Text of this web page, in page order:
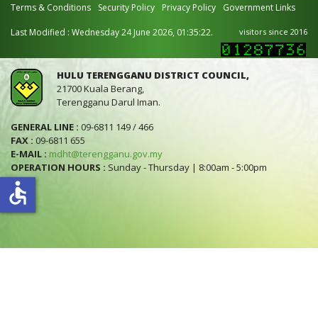
Terms & Conditions Security Policy Privacy Policy Government Links
Last Modified : Wednesday 24 June 2026, 01:35:22. visitors since 2016
HULU TERENGGANU DISTRICT COUNCIL,
21700 Kuala Berang,
Terengganu Darul Iman.
GENERAL LINE : 09-6811 149 / 466
FAX : 09-6811 655
E-MAIL : mdht@terengganu.gov.my
OPERATION HOURS : Sunday - Thursday | 8:00am - 5:00pm
accessible